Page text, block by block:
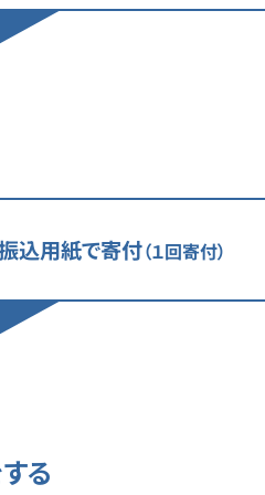
込用紙で寄付（１回寄付）
る
じる
をご希望の方へ
閉じる